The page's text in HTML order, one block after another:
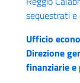
sequestrati
Ufficio
Direzione
finanziarie